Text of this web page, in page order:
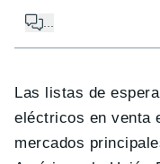
Las listas de
eléctricos en venta
mercados